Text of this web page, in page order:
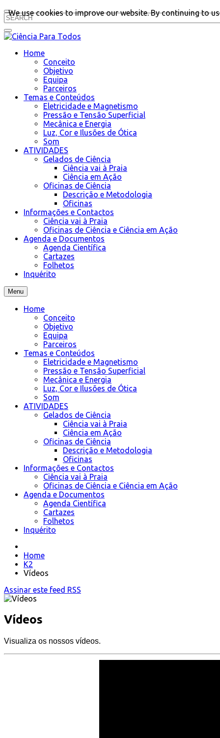
Home
Conceito
Objetivo
Equipa
Parceiros
Temas e Conteúdos
Eletricidade e Magnetismo
Pressão e Tensão Superficial
Mecânica e Energia
Luz, Cor e Ilusões de Ótica
Som
ATIVIDADES
Gelados de Ciência
Ciência vai à Praia
Ciência em Ação
Oficinas de Ciência
Descrição e Metodologia
Oficinas
Informações e Contactos
Ciência vai à Praia
Oficinas de Ciência e Ciência em Ação
Agenda e Documentos
Agenda Científica
Cartazes
Folhetos
Inquérito
Menu
Home
Conceito
Objetivo
Equipa
Parceiros
Temas e Conteúdos
Eletricidade e Magnetismo
Pressão e Tensão Superficial
Mecânica e Energia
Luz, Cor e Ilusões de Ótica
Som
ATIVIDADES
Gelados de Ciência
Ciência vai à Praia
Ciência em Ação
Oficinas de Ciência
Descrição e Metodologia
Oficinas
Informações e Contactos
Ciência vai à Praia
Oficinas de Ciência e Ciência em Ação
Agenda e Documentos
Agenda Científica
Cartazes
Folhetos
Inquérito
Home
K2
Vídeos
Assinar este feed RSS
Vídeos
Visualiza os nossos vídeos.
We use cookies to improve our website. By continuing to